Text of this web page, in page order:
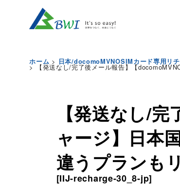
ホーム > 日本/docomoMVNOSIMカード専用リ
> 【発送なし/完了後メール報告】【
【発送なし/
ャージ】日本
違うプランも
[IIJ-recharge-30_8-jp]